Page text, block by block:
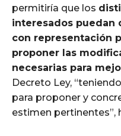
permitiría que los
interesados puedan
con representación
proponer las
necesarias para
Decreto Ley,
para proponer y
estimen pertinentes”,